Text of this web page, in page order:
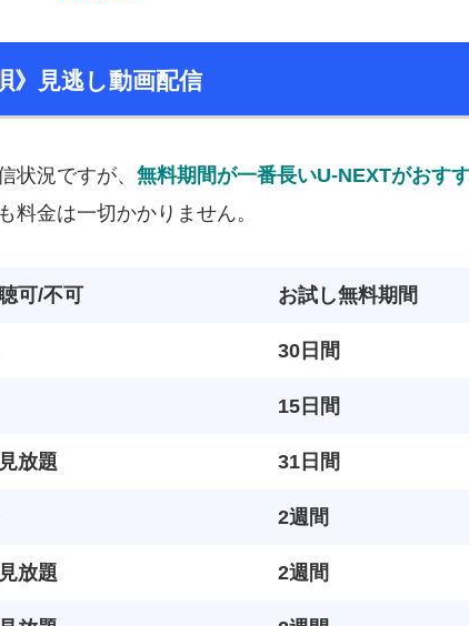
》見逃し動画配信
状況ですが、 無料期間が一番長いU-NEXTがおす
料金は一切かかりません。
可/不可 お試し無料期間
30日間
15日間
放題 31日間
2週間
放題 2週間